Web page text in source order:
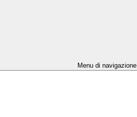
Menu di navigazione